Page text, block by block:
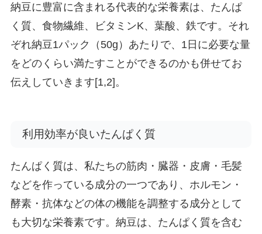
納豆に豊富に含まれる代表的な栄養素は、たんぱ
く質、食物繊維、ビタミンK、葉酸、鉄です。それ
ぞれ納豆1パック（50g）あたりで、1日に必要な量
をどのくらい満たすことができるのかも併せてお
伝えしていきます[1,2]。
利用効率が良いたんぱく質
たんぱく質は、私たちの筋肉・臓器・皮膚・毛髪
などを作っている成分の一つであり、ホルモン・
酵素・抗体などの体の機能を調整する成分として
も大切な栄養素です。納豆は、たんぱく質を含む